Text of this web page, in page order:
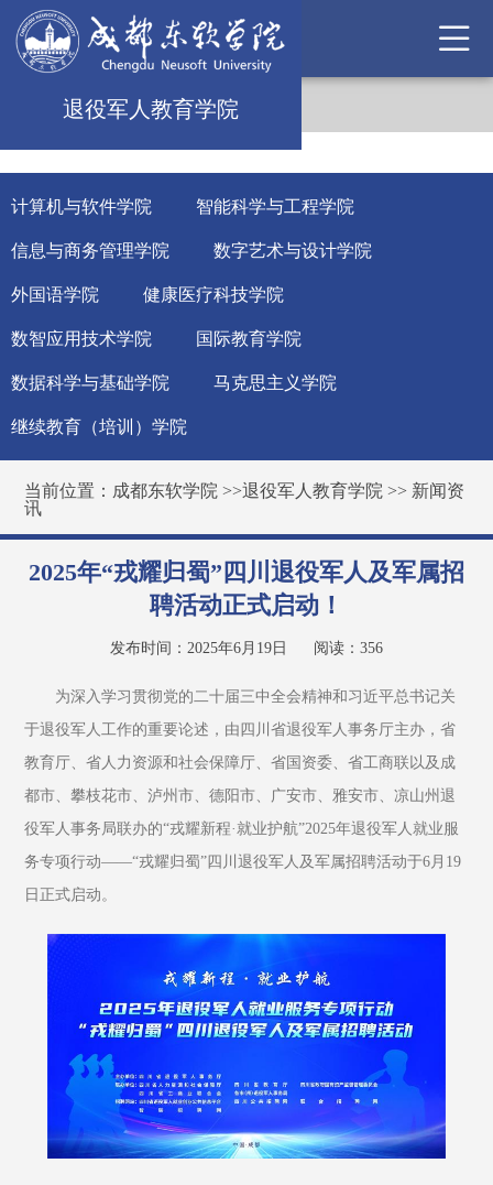
退役军人教育学院
计算机与软件学院 智能科学与工程学院
信息与商务管理学院 数字艺术与设计学院
外国语学院 健康医疗科技学院
数智应用技术学院 国际教育学院
数据科学与基础学院 马克思主义学院
继续教育（培训）学院
当前位置： 成都东软学院 >>退役军人教育学院 >> 新闻资
讯
2025年“戎耀归蜀”四川退役军人及军属招
聘活动正式启动！
发布时间：2025年6月19日 阅读： 356
为深入学习贯彻党的二十届三中全会精神和习近平总书记关
于退役军人工作的重要论述，由四川省退役军人事务厅主办，省
教育厅、省人力资源和社会保障厅、省国资委、省工商联以及成
都市、攀枝花市、泸州市、德阳市、广安市、雅安市、凉山州退
役军人事务局联办的“戎耀新程·就业护航”2025年退役军人就业服
务专项行动——“戎耀归蜀”四川退役军人及军属招聘活动于6月19
日正式启动。